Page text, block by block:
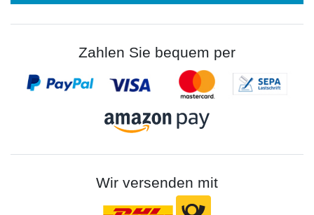
Zahlen Sie bequem per
Wir versenden mit